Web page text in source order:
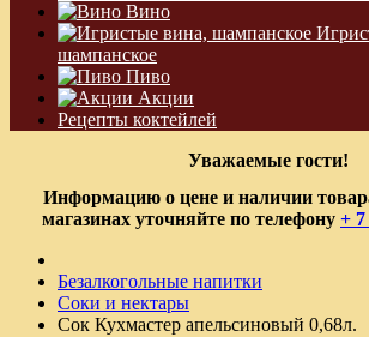
Вино
шампанское
Пиво
Акции
Рецепты коктейлей
Уважаемые гости!
Информацию о цене и наличии
магазинах уточняйте по телефону + 7
Безалкогольные напитки
Соки и нектары
Сок Кухмастер апельсиновый 0,68л.